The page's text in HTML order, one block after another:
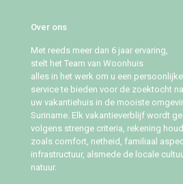
Over ons
Met reeds meer dan 6 jaar ervaring,
stelt het Team van Woonhuis
alles in het werk om u een persoonlijke
service te bieden voor de zoektocht
uw vakantiehuis in de mooiste
Suriname. Elk vakantieverblijf wordt
volgens strenge criteria, rekening
zoals comfort, netheid, familiaal
infrastructuur, alsmede de locale
natuur.